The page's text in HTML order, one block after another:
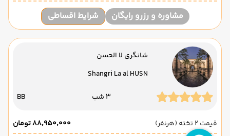
مشاوره و رزرو رایگان شرایط اقساطی
شانگری لا الحسن
Shangri La al HUSN
3 شب BB
قیمت 2 تخته (هرنفر)
۸۸٬۹۵۰٬۰۰۰ تومان